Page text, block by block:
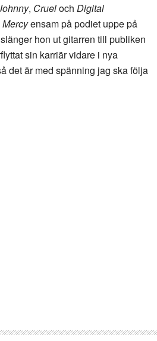
, Crueloch Digital
ensam på podiet uppe på
hon ut gitarren till publiken
sin karriär vidare i nya
det är med spänning jag ska följa